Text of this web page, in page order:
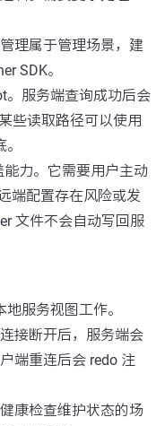
理属于管理场景，建
SDK。
。服务端查询成功后会
些读取路径可以使用
力。它需要用户主动
端配置存在风险或发
文件不会自动写回服
服务视图工作。
接断开后，服务端会
端重连后会 redo 注
康检查维护状态的场